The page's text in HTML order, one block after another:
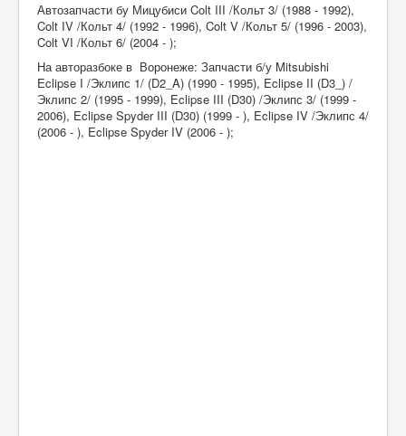
Автозапчасти бу Мицубиси Colt III /Кольт 3/ (1988 - 1992),
Colt IV /Кольт 4/ (1992 - 1996), Colt V /Кольт 5/ (1996 - 2003),
Colt VI /Кольт 6/ (2004 - );
На авторазбоке в Воронеже: Запчасти б/у Mitsubishi
Eclipse I /Эклипс 1/ (D2_A) (1990 - 1995), Eclipse II (D3_) /
Эклипс 2/ (1995 - 1999), Eclipse III (D30) /Эклипс 3/ (1999 -
2006), Eclipse Spyder III (D30) (1999 - ), Eclipse IV /Эклипс 4/
(2006 - ), Eclipse Spyder IV (2006 - );